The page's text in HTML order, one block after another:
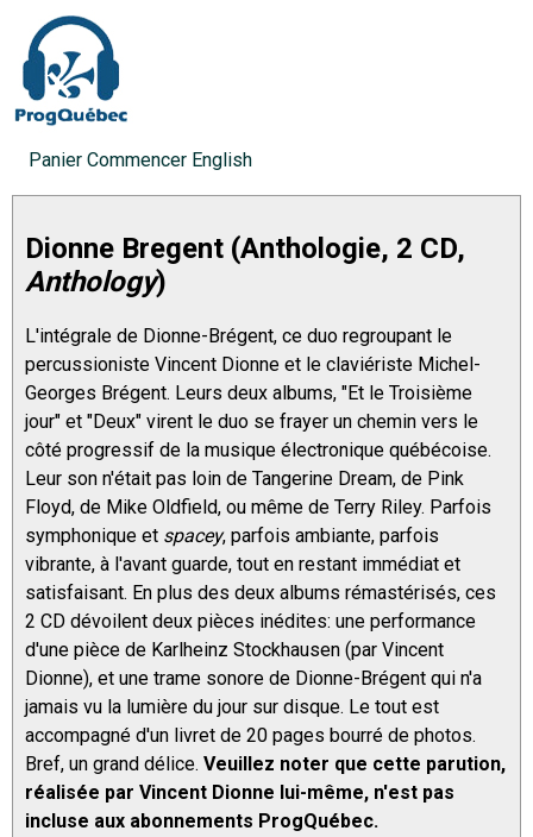
Panier Commencer English
Dionne Bregent (Anthologie, 2 CD,
Anthology)
L'intégrale de Dionne-Brégent, ce duo regroupant le
percussioniste Vincent Dionne et le claviériste Michel-
Georges Brégent. Leurs deux albums, "Et le Troisième
jour" et "Deux" virent le duo se frayer un chemin vers le
côté progressif de la musique électronique québécoise.
Leur son n'était pas loin de Tangerine Dream, de Pink
Floyd, de Mike Oldfield, ou même de Terry Riley. Parfois
symphonique et spacey, parfois ambiante, parfois
vibrante, à l'avant guarde, tout en restant immédiat et
satisfaisant. En plus des deux albums rémastérisés, ces
2 CD dévoilent deux pièces inédites: une performance
d'une pièce de Karlheinz Stockhausen (par Vincent
Dionne), et une trame sonore de Dionne-Brégent qui n'a
jamais vu la lumière du jour sur disque. Le tout est
accompagné d'un livret de 20 pages bourré de photos.
Bref, un grand délice. Veuillez noter que cette parution,
réalisée par Vincent Dionne lui-même, n'est pas
incluse aux abonnements ProgQuébec.